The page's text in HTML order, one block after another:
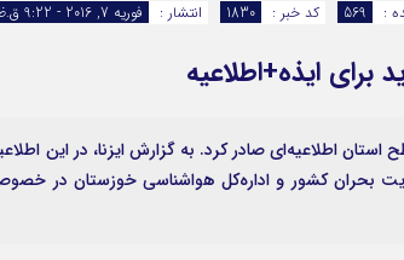
انتشار :
فوریه 7, 2016 - 9:22 ق.ظ کد خبر : 1830 :
569
ایذه+اطلاعیه
اطلاعیه‌ای صادر کرد. به گزارش ایزنا، در این
بحران کشور و اداره‌کل هواشناسی خوزستان در